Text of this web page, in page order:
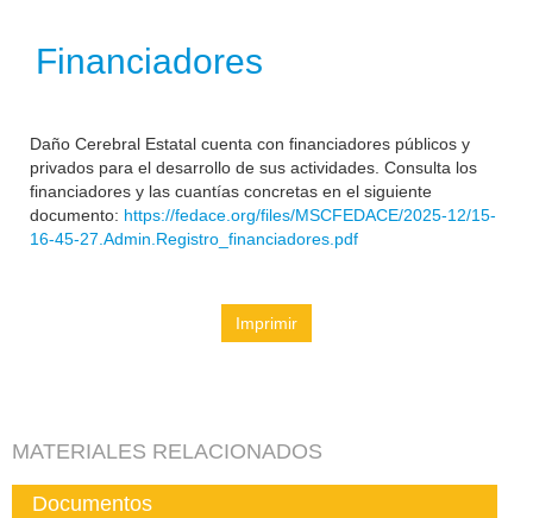
Financiadores
Daño Cerebral Estatal cuenta con financiadores públicos y
privados para el desarrollo de sus actividades. Consulta los
financiadores y las cuantías concretas en el siguiente
documento: https://fedace.org/files/MSCFEDACE/2025-12/15-
16-45-27.Admin.Registro_financiadores.pdf
Imprimir
MATERIALES RELACIONADOS
Documentos